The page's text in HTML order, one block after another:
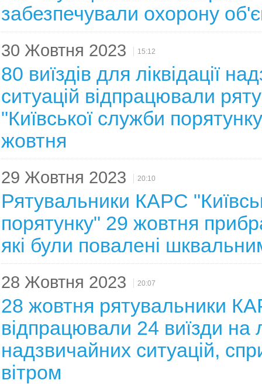
забезпечували охорону
30 Жовтня 2023 15:12
80 виїздів для ліквідації
ситуацій відпрацювали
"Київської служби
жовтня
29 Жовтня 2023 20:10
Рятувальники КАРС
порятунку" 29 жовтня
які були повалені
28 Жовтня 2023 20:07
28 жовтня рятувальники
відпрацювали 24 виїзди на
надзвичайних ситуацій,
вітром